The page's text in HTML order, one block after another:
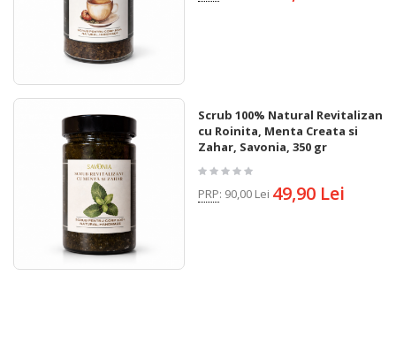
Scrub 100% Natural Revitalizant
cu Roinita, Menta Creata si
Zahar, Savonia, 350 gr
PRP: 90,00 Lei 49,90 Lei